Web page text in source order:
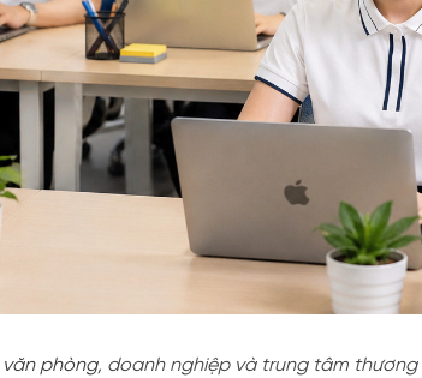
văn phòng, doanh nghiệp và trung tâm thương